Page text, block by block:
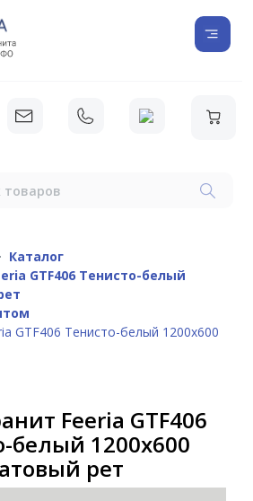
Каталог
GTF406 Тенисто-белый
GTF406 Тенисто-белый 1200х600
Feeria GTF406
белый 1200х600
рет